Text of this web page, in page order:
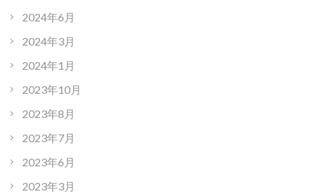
2024年6月
2024年3月
2024年1月
2023年10月
2023年8月
2023年7月
2023年6月
2023年3月